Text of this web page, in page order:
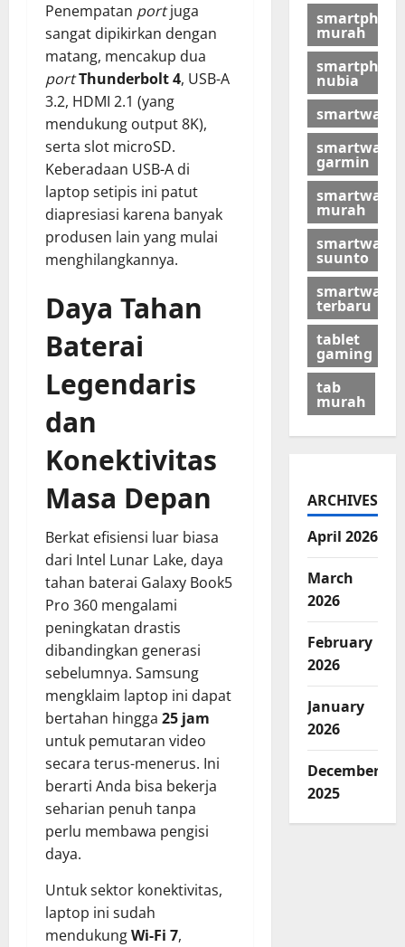
Penempatan portjuga
sangat dipikirkan dengan
matang, mencakup dua
portThunderbolt 4, USB-A
3.2, HDMI 2.1 (yang
mendukung output 8K),
serta slot microSD.
Keberadaan USB-A di
laptop setipis ini patut
diapresiasi karena banyak
produsen lain yang mulai
menghilangkannya.
Daya Tahan
Baterai
Legendaris
dan
Konektivitas
Masa Depan
Berkat efisiensi luar biasa
dari Intel Lunar Lake, daya
tahan baterai Galaxy Book5
Pro 360 mengalami
peningkatan drastis
dibandingkan generasi
sebelumnya. Samsung
mengklaim laptop ini dapat
bertahan hingga 25 jam
untuk pemutaran video
secara terus-menerus. Ini
berarti Anda bisa bekerja
seharian penuh tanpa
perlu membawa pengisi
daya.
Untuk sektor konektivitas,
laptop ini sudah
mendukungWi-Fi 7,
smartphone
murah
smartphone
nubia
smartwatch
smartwatch
garmin
smartwatch
murah
smartwatch
suunto
smartwatch
terbaru
tablet
gaming
tab
murah
ARCHIVES
April 2026
March
2026
February
2026
January
2026
December
2025